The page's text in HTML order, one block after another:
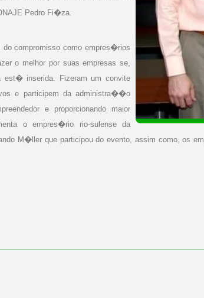
Pedro Fi�za.
do compromisso como empres�rios
o melhor por suas empresas se,
est� inserida. Fizeram um convite
e participem da administra��o
e proporcionando maior
o empres�rio rio-sulense da
M�ller que participou do evento, assim como, os